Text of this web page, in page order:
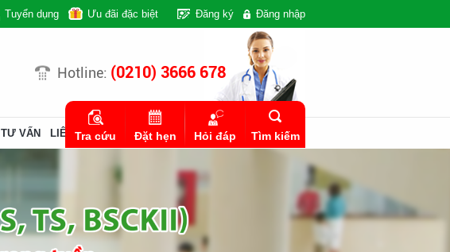
Đăng nhập
Đăng ký
Ưu đãi đặc biệt
Tuyển dụng
Hotline: (0210) 3666 678
TƯ VẤN LIÊN HỆTra cứu Đặt hẹn Hỏi đáp Tìm kiếm